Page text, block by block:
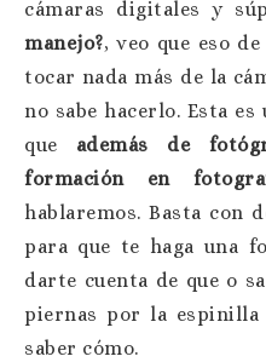
cámaras digitales y
manejo?, veo que eso
tocar nada más de la
no sabe hacerlo. Esta
que además de
formación en
hablaremos. Basta con
para que te haga una
darte cuenta de que o
piernas por la
saber cómo.